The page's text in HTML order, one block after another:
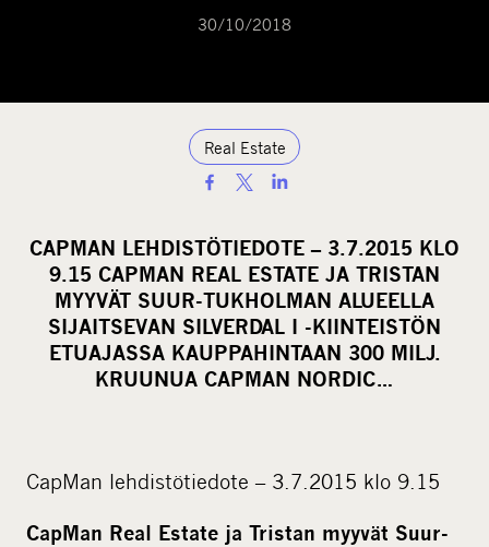
30/10/2018
Real Estate
a
r
e
o
n
s
i
l
CAPMAN LEHDISTÖTIEDOTE – 3.7.2015 KLO
9.15 CAPMAN REAL ESTATE JA TRISTAN
MYYVÄT SUUR-TUKHOLMAN ALUEELLA
SIJAITSEVAN SILVERDAL I -KIINTEISTÖN
ETUAJASSA KAUPPAHINTAAN 300 MILJ.
KRUUNUA CAPMAN NORDIC…
CapMan lehdistötiedote – 3.7.2015 klo 9.15
CapMan Real Estate ja Tristan myyvät Suur-